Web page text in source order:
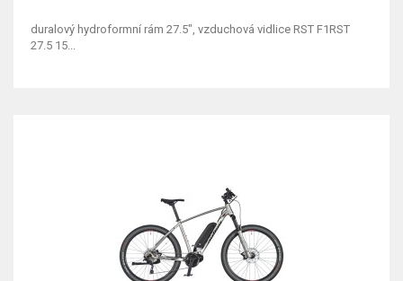
duralový hydroformní rám 27.5", vzduchová vidlice RST F1RST
27.5 15...